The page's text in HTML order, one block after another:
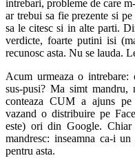
intrebari, probleme de care
ar trebui sa fie prezente si
sa le citesc si in alte parti.
verdicte, foarte putini isi
recunosc asta. Nu se lauda.
Acum urmeaza o
sus-pusi? Ma simt
conteaza CUM a ajuns pe
vazand o distribuire pe
este) ori din Google.
mandresc: inseamna ca-i
pentru asta.